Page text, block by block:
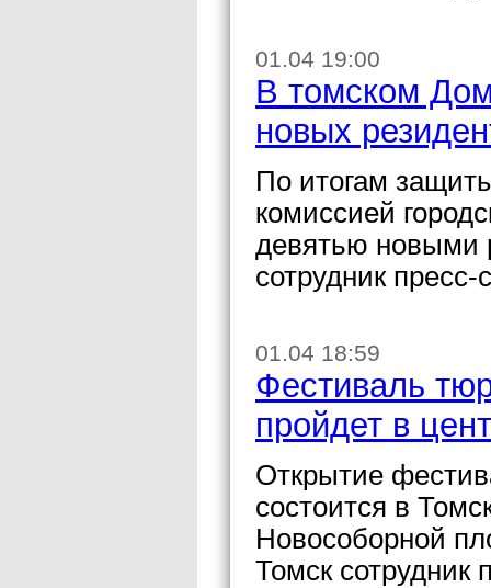
01.04 19:00
В томском
новых
По итогам
комиссией
девятью новыми
сотрудник
01.04 18:59
Фестиваль
пройдет в
Открытие
состоится в
Новособорной
Томск сотрудник